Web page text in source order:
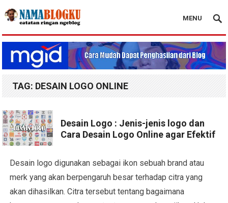
Nama Blogku
MENU
TAG: DESAIN LOGO ONLINE
Desain Logo : Jenis-jenis logo dan
Cara Desain Logo Online agar Efektif
Desain logo digunakan sebagai ikon sebuah brand atau
merk yang akan berpengaruh besar terhadap citra yang
akan dihasilkan. Citra tersebut tentang bagaimana